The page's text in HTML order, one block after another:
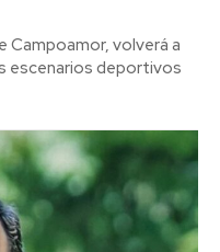
Campoamor, volverá a
escenarios deportivos